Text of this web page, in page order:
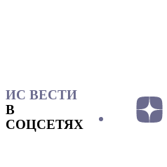
ИС ВЕСТИ
В
СОЦСЕТЯХ